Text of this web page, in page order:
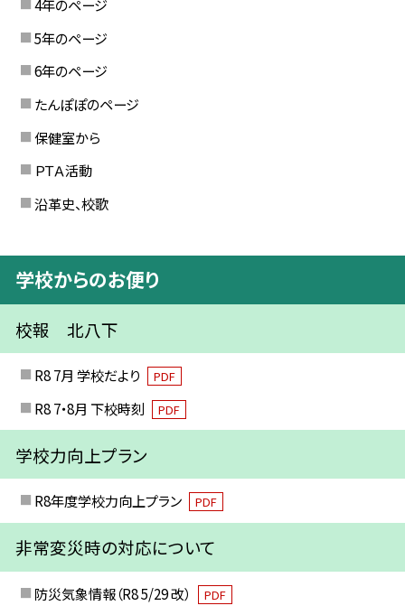
4年のページ
5年のページ
6年のページ
たんぽぽのページ
保健室から
ＰＴＡ活動
沿革史、校歌
学校からのお便り
校報 北八下
R8 7月 学校だより PDF
R8 7・8月 下校時刻 PDF
学校力向上プラン
R8年度学校力向上プラン PDF
非常変災時の対応について
防災気象情報（R8 5/29 改） PDF